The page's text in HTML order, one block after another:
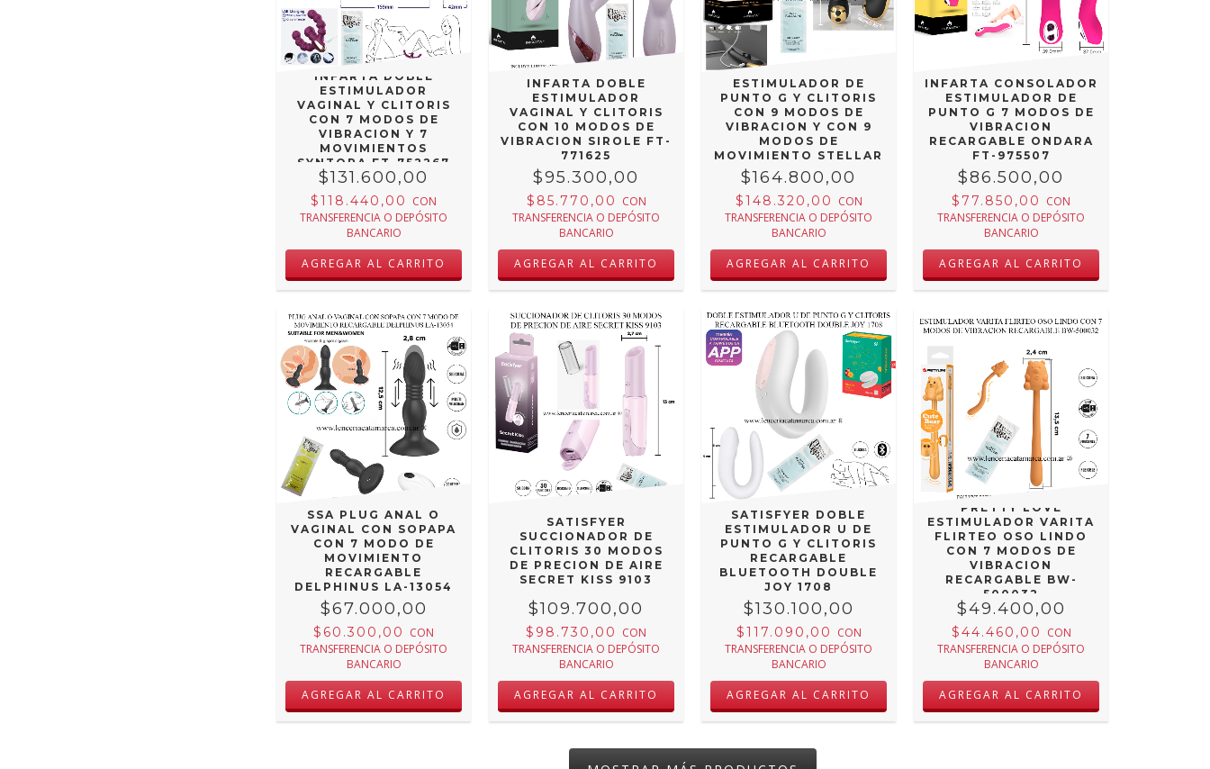
INFARTA DOBLE
ESTIMULADOR
VAGINAL Y CLITORIS
CON 7 MODOS DE
VIBRACION Y 7
MOVIMIENTOS
SYNTORA FT-752267
$131.600,00
$118.440,00 CON
TRANSFERENCIA O DEPÓSITO
BANCARIO
INFARTA DOBLE
ESTIMULADOR
VAGINAL Y CLITORIS
CON 10 MODOS DE
VIBRACION SIROLE FT-
771625
$95.300,00
$85.770,00 CON
TRANSFERENCIA O DEPÓSITO
BANCARIO
INFARTA DOBLE
ESTIMULADOR DE
PUNTO G Y CLITORIS
CON 9 MODOS DE
VIBRACION Y CON 9
MODOS DE
MOVIMIENTO STELLAR
FT-880301
$164.800,00
$148.320,00 CON
TRANSFERENCIA O DEPÓSITO
BANCARIO
INFARTA CONSOLADOR
ESTIMULADOR DE
PUNTO G 7 MODOS DE
VIBRACION
RECARGABLE ONDARA
FT-975507
$86.500,00
$77.850,00 CON
TRANSFERENCIA O DEPÓSITO
BANCARIO
SSA PLUG ANAL O
VAGINAL CON SOPAPA
CON 7 MODO DE
MOVIMIENTO
RECARGABLE
DELPHINUS LA-13054
$67.000,00
$60.300,00 CON
TRANSFERENCIA O DEPÓSITO
BANCARIO
SATISFYER
SUCCIONADOR DE
CLITORIS 30 MODOS
DE PRECION DE AIRE
SECRET KISS 9103
$109.700,00
$98.730,00 CON
TRANSFERENCIA O DEPÓSITO
BANCARIO
SATISFYER DOBLE
ESTIMULADOR U DE
PUNTO G Y CLITORIS
RECARGABLE
BLUETOOTH DOUBLE
JOY 1708
$130.100,00
$117.090,00 CON
TRANSFERENCIA O DEPÓSITO
BANCARIO
PRETTY LOVE
ESTIMULADOR VARITA
FLIRTEO OSO LINDO
CON 7 MODOS DE
VIBRACION
RECARGABLE BW-
500032
$49.400,00
$44.460,00 CON
TRANSFERENCIA O DEPÓSITO
BANCARIO